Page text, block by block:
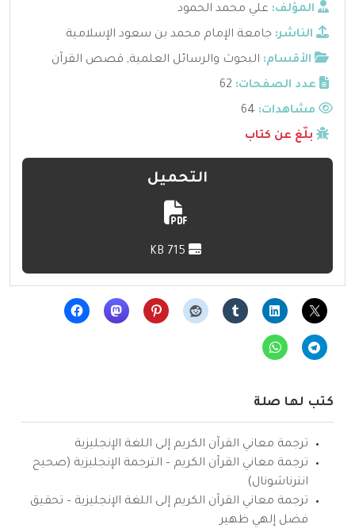
المؤلف: علي محمد الحمود
الناشر: جامعة الإمام محمد بن سعود الإسلامية
الأقسام: البحوث والرسائل العلمية, قصص القرآن
عدد الصفحات: 62
مشاهدات:
بلّغ عن كتاب
التحميل
كتب لها صلة
ترجمة معاني القرآن الكريم إلى اللغة الإنجليزية
ترجمة معاني القرآن الكريم – الترجمة الإنجليزية (صحيح
انترناشونال)
ترجمة معاني القرآن الكريم إلى اللغة الإنجليزية – تحقيق
فضل إلهي ظهير